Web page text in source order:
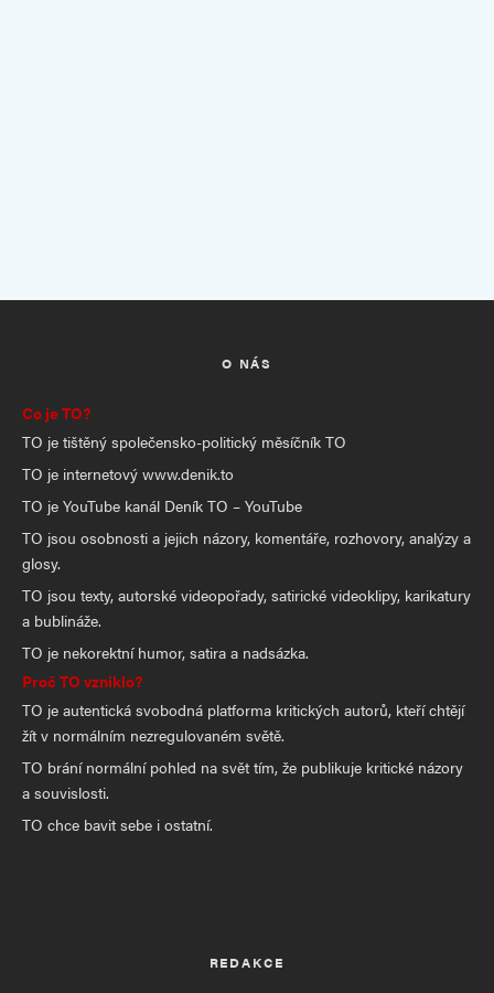
O NÁS
Co je TO?
TO je tištěný společensko-politický měsíčník TO
TO je internetový www.denik.to
TO je YouTube kanál Deník TO – YouTube
TO jsou osobnosti a jejich názory, komentáře, rozhovory, analýzy a
glosy.
TO jsou texty, autorské videopořady, satirické videoklipy, karikatury
a bublináže.
TO je nekorektní humor, satira a nadsázka.
Proč TO vzniklo?
TO je autentická svobodná platforma kritických autorů, kteří chtějí
žít v normálním nezregulovaném světě.
TO brání normální pohled na svět tím, že publikuje kritické názory
a souvislosti.
TO chce bavit sebe i ostatní.
REDAKCE